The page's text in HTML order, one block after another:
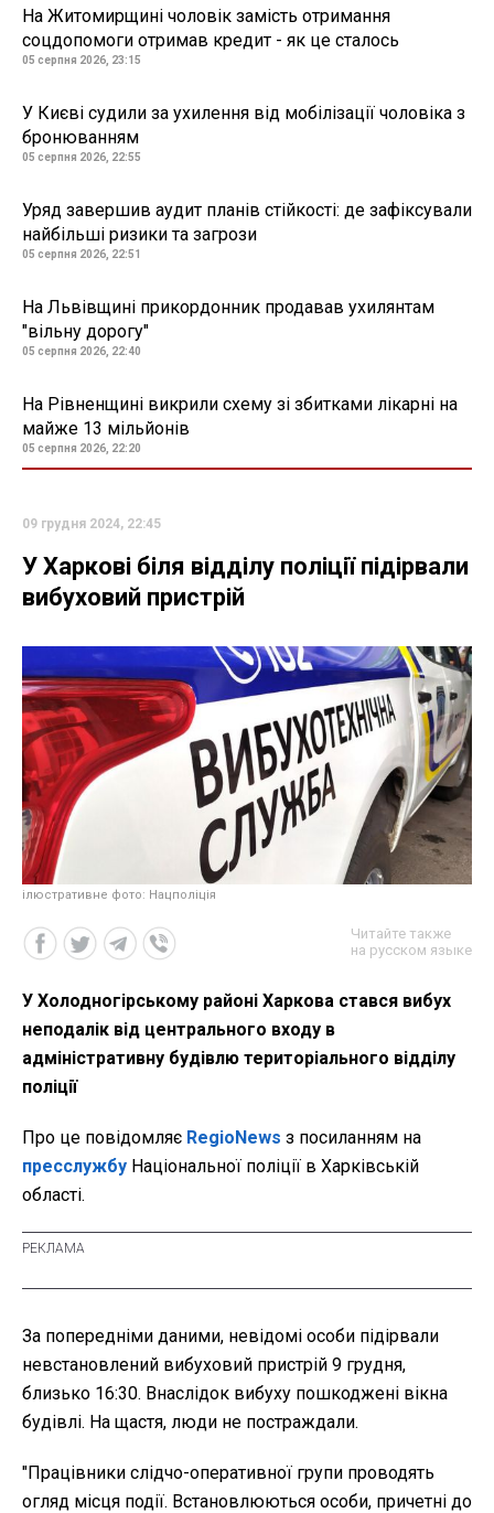
На Житомирщині чоловік замість отримання
соцдопомоги отримав кредит - як це сталось
05 серпня 2026, 23:15
У Києві судили за ухилення від мобілізації чоловіка з
бронюванням
05 серпня 2026, 22:55
Уряд завершив аудит планів стійкості: де зафіксували
найбільші ризики та загрози
05 серпня 2026, 22:51
На Львівщині прикордонник продавав ухилянтам
"вільну дорогу"
05 серпня 2026, 22:40
На Рівненщині викрили схему зі збитками лікарні на
майже 13 мільйонів
05 серпня 2026, 22:20
09 грудня 2024, 22:45
У Харкові біля відділу поліції підірвали
вибуховий пристрій
ілюстративне фото: Нацполіція
Читайте также
на русском языке
У Холодногірському районі Харкова стався вибух
неподалік від центрального входу в
адміністративну будівлю територіального відділу
поліції
Про це повідомляє RegioNews з посиланням на
пресслужбу Національної поліції в Харківській
області.
За попередніми даними, невідомі особи підірвали
невстановлений вибуховий пристрій 9 грудня,
близько 16:30. Внаслідок вибуху пошкоджені вікна
будівлі. На щастя, люди не постраждали.
"Працівники слідчо-оперативної групи проводять
огляд місця події. Встановлюються особи, причетні до